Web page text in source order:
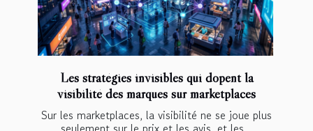
Les stratégies invisibles qui dopent la
visibilité des marques sur marketplaces
Sur les marketplaces, la visibilité ne se joue plus